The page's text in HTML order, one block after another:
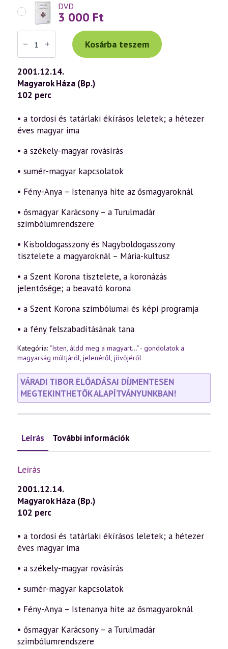
DVD
3 000 Ft
Váradi
Tibor
előadás
(224)
—
„Isten,
áldd
meg
a
4.
rész
(2001.12.14.)
Kosárba teszem
2001.12.14.
Magyarok Háza (Bp.)
102 perc
• a tordosi és tatárlaki ékírásos leletek; a hétezer
éves magyar ima
• a székely-magyar rovásírás
• sumér-magyar kapcsolatok
• Fény-Anya – Istenanya hite az ősmagyaroknál
• ősmagyar Karácsony – a Turulmadár
szimbólumrendszere
• Kisboldogasszony és Nagyboldogasszony
tisztelete a magyaroknál – Mária-kultusz
• a Szent Korona tisztelete, a koronázás
jelentősége; a beavató korona
• a Szent Korona szimbólumai és képi programja
• a fény felszabadításának tana
Kategória: "Isten, áldd meg a magyart..." - gondolatok a
magyarság múltjáról, jelenéről, jövőjéről
VÁRADI TIBOR ELŐADÁSAI DÍJMENTESEN
MEGTEKINTHETŐK ALAPÍTVÁNYUNKBAN!
Leírás További információk
Leírás
2001.12.14.
Magyarok Háza (Bp.)
102 perc
• a tordosi és tatárlaki ékírásos leletek; a hétezer
éves magyar ima
• a székely-magyar rovásírás
• sumér-magyar kapcsolatok
• Fény-Anya – Istenanya hite az ősmagyaroknál
• ősmagyar Karácsony – a Turulmadár
szimbólumrendszere